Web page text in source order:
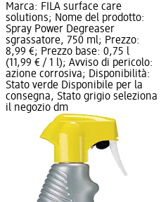
Marca: FILA surface care
solutions; Nome del prodotto:
Spray Power Degreaser
sgrassatore, 750 ml; Prezzo:
8,99 €; Prezzo base: 0,75 l
(11,99 € / 1 l); Avviso di pericolo:
azione corrosiva; Disponibilità:
Stato verde Disponibile per la
consegna, Stato grigio seleziona
il negozio dm